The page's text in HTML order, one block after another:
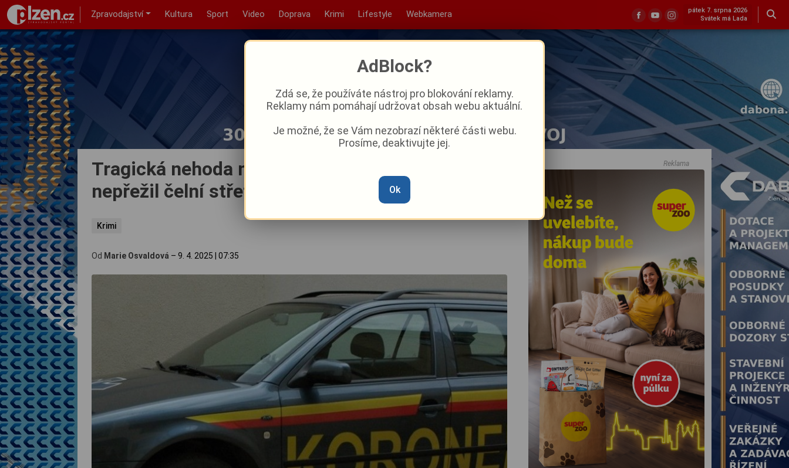
Zpravodajství Kultura Sport Video Doprava Krimi Lifestyle Webkamera
pátek 7. srpna 2026
Svátek má Lada
Tragická nehoda na Klatovsku. Motorkář
nepřežil čelní střet s dodávkou
Krimi
Od Marie Osvaldová – 9. 4. 2025 07:35
Reklama
AdBlock?
Zdá se, že používáte nástroj pro blokování reklamy.
Reklamy nám pomáhají udržovat obsah webu aktuální.
Je možné, že se Vám nezobrazí některé části webu.
Prosíme, deaktivujte jej.
Ok